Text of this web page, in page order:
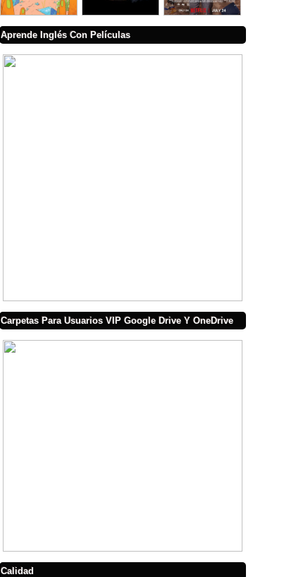
Aprende Inglés Con Películas
Carpetas Para Usuarios VIP Google Drive Y OneDrive
Calidad